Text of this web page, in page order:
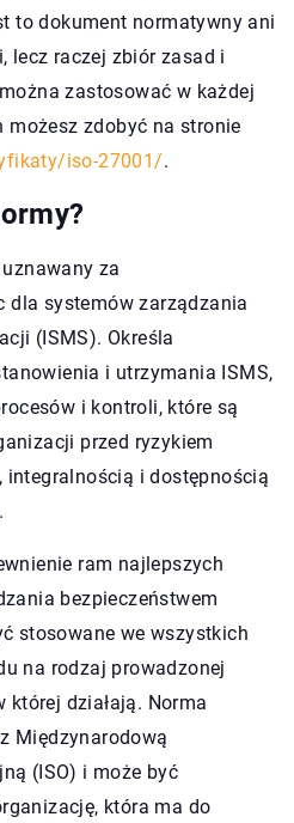
to dokument normatywny ani
lecz raczej zbiór zasad i
zastosować w każdej
zdobyć na stronie
iso-27001/.
za
dla systemów zarządzania
(ISMS). Określa
i utrzymania ISMS,
i kontroli, które są
przed ryzykiem
i dostępnością
ram najlepszych
bezpieczeństwem
stosowane we wszystkich
na rodzaj prowadzonej
której działają. Norma
Międzynarodową
(ISO) i może być
która ma do